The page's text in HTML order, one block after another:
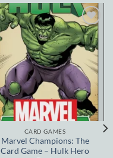
Add to
wishlist
CARD GAMES
Marvel Champions: The
Card Game – Hulk Hero